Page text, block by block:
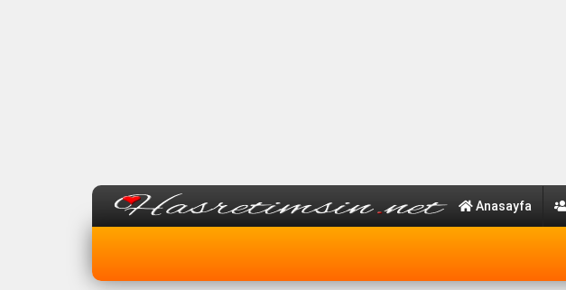
Anasayfa